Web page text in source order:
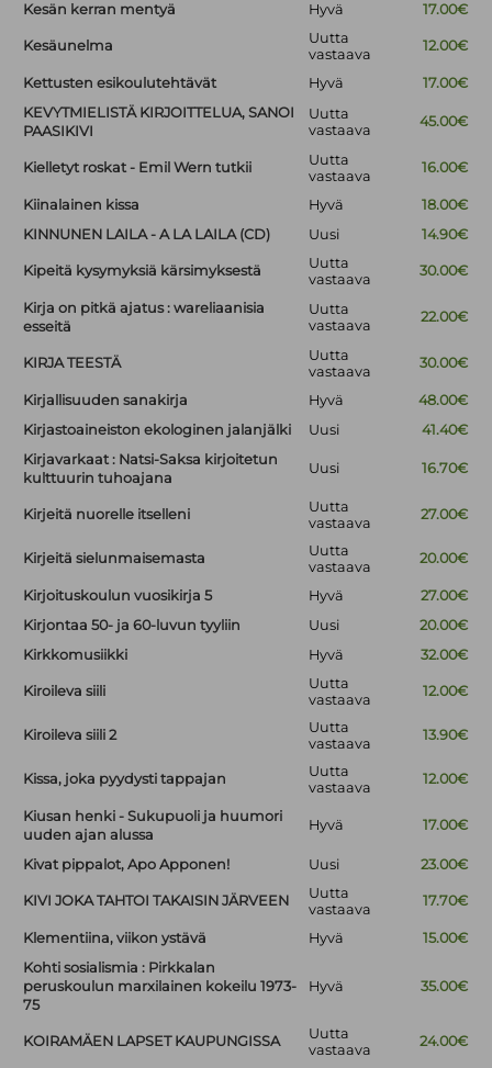
Kesän kerran mentyä
Hyvä 17.00€
Kesäunelma
Uutta
vastaava
12.00€
Kettusten esikoulutehtävät Hyvä
17.00€
KEVYTMIELISTÄ KIRJOITTELUA, SANOI
PAASIKIVI
Uutta
vastaava
45.00€
Kielletyt roskat - Emil Wern tutkii
Uutta
vastaava
16.00€
Kiinalainen kissa Hyvä
18.00€
KINNUNEN LAILA - A LA LAILA (CD)
Uusi 14.90€
Kipeitä kysymyksiä kärsimyksestä
Uutta
vastaava
30.00€
Kirja on pitkä ajatus : wareliaanisia
esseitä
Uutta
vastaava
22.00€
KIRJA TEESTÄ
Uutta
vastaava
30.00€
Kirjallisuuden sanakirja Hyvä
48.00€
Kirjastoaineiston ekologinen jalanjälki
Uusi
41.40€
Kirjavarkaat : Natsi-Saksa kirjoitetun
kulttuurin tuhoajana
Uusi 16.70€
Kirjeitä nuorelle itselleni
Uutta
vastaava
27.00€
Kirjeitä sielunmaisemasta
Uutta
vastaava
20.00€
Kirjoituskoulun vuosikirja 5 Hyvä
27.00€
Kirjontaa 50- ja 60-luvun tyyliin
Uusi
20.00€
Kirkkomusiikki
Hyvä 32.00€
Kiroileva siili
Uutta
vastaava
12.00€
Kiroileva siili 2
Uutta
vastaava
13.90€
Kissa, joka pyydysti tappajan
Uutta
vastaava
12.00€
Kiusan henki - Sukupuoli ja huumori
uuden ajan alussa
Hyvä 17.00€
Kivat pippalot, Apo Apponen! Uusi 23.00€
KIVI JOKA TAHTOI TAKAISIN JÄRVEEN
Uutta
vastaava
17.70€
Klementiina, viikon ystävä Hyvä
15.00€
Kohti sosialismia : Pirkkalan
peruskoulun marxilainen kokeilu 1973-
75
Hyvä 35.00€
KOIRAMÄEN LAPSET KAUPUNGISSA
Uutta
vastaava
24.00€